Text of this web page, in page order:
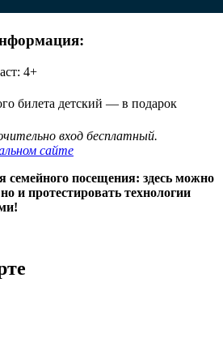
4+
билета детский — в подарок
вход бесплатный.
сайте
семейного посещения: здесь можно
и протестировать технологии